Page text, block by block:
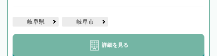
岐阜県 岐阜市
詳細を見る